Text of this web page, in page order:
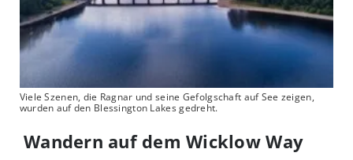
Viele Szenen, die Ragnar und seine Gefolgschaft auf See zeigen,
wurden auf den Blessington Lakes gedreht.
Wandern auf dem Wicklow Way